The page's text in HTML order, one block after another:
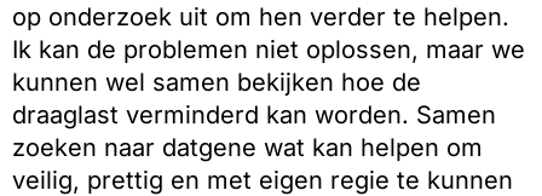
op onderzoek uit om hen verder te helpen.
Ik kan de problemen niet oplossen, maar we
kunnen wel samen bekijken hoe de
draaglast verminderd kan worden. Samen
zoeken naar datgene wat kan helpen om
veilig, prettig en met eigen regie te kunnen